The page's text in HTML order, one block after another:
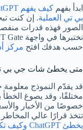
ابدأ بفهم كيف يفهم ChatGPT سؤالك
بي تي العملية. إن كنت
الصور فهذه قدرات
حسب هدفك افتح مركز
متى يخطئ شات جي بي
قد يقدّم النموذج معلومة
مختلقًا، وقد يصوغ الخطأ
خصوصًا من الأخبار
تتخذ قرارًا عالي
يخطئ ChatGPT وكيف تكتشف ذلك